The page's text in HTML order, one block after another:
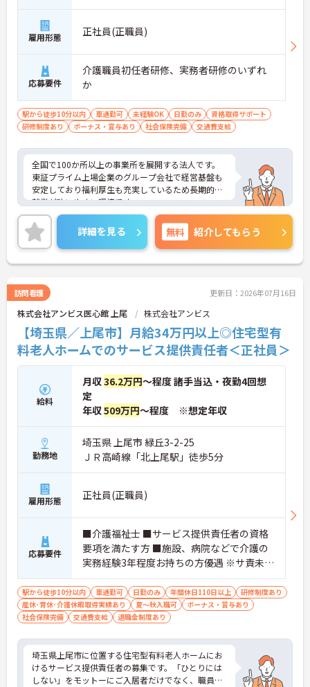
雇用形態 正社員(正職員)
応募要件
介護職員初任者研修、実務者研修のいずれ
か
駅から徒歩10分以内 車通勤可 未経験OK 日勤のみ
資格取得サポート
研修制度あり
ボーナス・賞与あり 社会保険完備 交通費支給
全国で100か所以上の事業所を展開する法人です。
東証プライム上場企業のグループ会社で経営基盤も
安定しており福利厚生も充実しているため長期的な
就業が叶いやすい環境です。
また、キャリアパス制度が整っているので、経験が
浅い方・ブランクがある方も高い目標をもって仕事
に取り組んでいただけます◎
ご興味ある方には、面接対策ポイントなど、さらに
詳細をお話しいたしますのでお気軽にご相談くださ
詳細を見る 無料 紹介してもらう
訪問看護 更新日：2026年07月16日
株式会社アンビス医心館 上尾 株式会社アンビス
【埼玉県／上尾市】月給34万円以上◎住宅型有
料老人ホームでのサービス提供責任者＜正社員＞
給料
月収36.2万円～程度 諸手当込・夜勤4回想
定
年収509万円～程度 ※想定年収
勤務地
埼玉県 上尾市 緑丘3-2-25
ＪＲ高崎線「北上尾駅」徒歩5分
雇用形態 正社員(正職員)
応募要件
■介護福祉士 ■サービス提供責任者の資格
要項を満たす方 ■施設、病院などで介護の
実務経験3年程度お持ちの方優遇 ※サ責未経
験スタートの実績多数
駅から徒歩10分以内 車通勤可 日勤のみ 年間休日110日以上
研修制度あり
産休･育休･介護休暇取得実績あり
夏～秋入職可
ボーナス・賞与あり
社会保険完備
交通費支給 退職金制度あり
埼玉県上尾市に位置する住宅型有料老人ホームにお
けるサービス提供責任者の募集です。「ひとりには
しない」をモットーにご入居者だけでなく、職員に